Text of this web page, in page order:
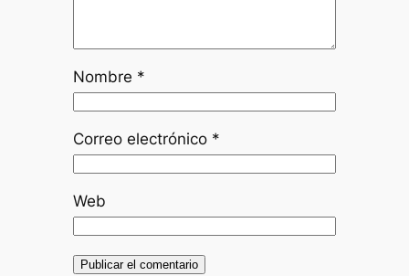
Nombre *
Correo electrónico *
Web